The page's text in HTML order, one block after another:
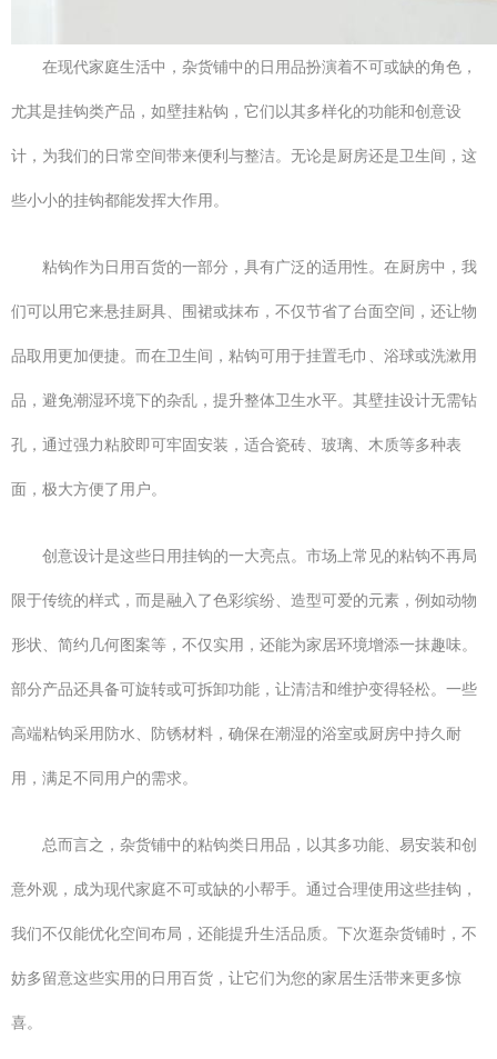
在现代家庭生活中，杂货铺中的日用品扮演着不可或缺的角色，
尤其是挂钩类产品，如壁挂粘钩，它们以其多样化的功能和创意设
计，为我们的日常空间带来便利与整洁。无论是厨房还是卫生间，这
些小小的挂钩都能发挥大作用。
粘钩作为日用百货的一部分，具有广泛的适用性。在厨房中，我
们可以用它来悬挂厨具、围裙或抹布，不仅节省了台面空间，还让物
品取用更加便捷。而在卫生间，粘钩可用于挂置毛巾、浴球或洗漱用
品，避免潮湿环境下的杂乱，提升整体卫生水平。其壁挂设计无需钻
孔，通过强力粘胶即可牢固安装，适合瓷砖、玻璃、木质等多种表
面，极大方便了用户。
创意设计是这些日用挂钩的一大亮点。市场上常见的粘钩不再局
限于传统的样式，而是融入了色彩缤纷、造型可爱的元素，例如动物
形状、简约几何图案等，不仅实用，还能为家居环境增添一抹趣味。
部分产品还具备可旋转或可拆卸功能，让清洁和维护变得轻松。一些
高端粘钩采用防水、防锈材料，确保在潮湿的浴室或厨房中持久耐
用，满足不同用户的需求。
总而言之，杂货铺中的粘钩类日用品，以其多功能、易安装和创
意外观，成为现代家庭不可或缺的小帮手。通过合理使用这些挂钩，
我们不仅能优化空间布局，还能提升生活品质。下次逛杂货铺时，不
妨多留意这些实用的日用百货，让它们为您的家居生活带来更多惊
喜。